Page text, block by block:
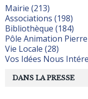
Mairie (213)
Associations (198)
Bibliothèque (184)
Pôle Animation
Vie Locale (28)
Vos Idées Nous
DANS LA PRESSE